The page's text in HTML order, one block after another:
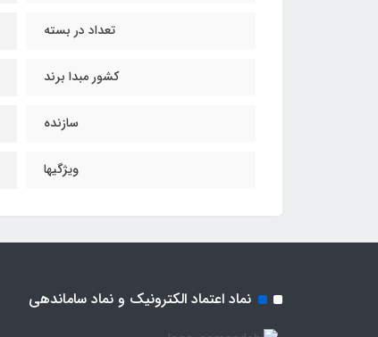
تعداد در بسته
کشور مبدا برند
سازنده
ویژگیها
نماد اعتماد الکترونیک و نماد ساماندهی